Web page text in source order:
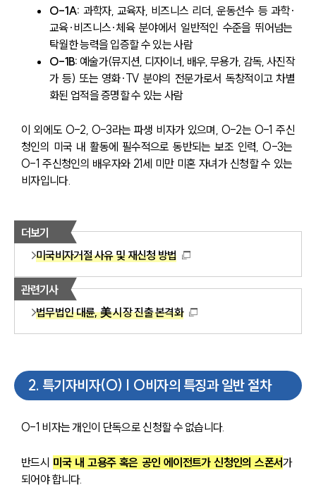
O-1A: 과학자, 교육자, 비즈니스 리더, 운동선수 등 과학·
교육·비즈니스·체육 분야에서 일반적인 수준을 뛰어넘는
탁월한 능력을 입증할 수 있는 사람
O-1B: 예술가(뮤지션, 디자이너, 배우, 무용가, 감독, 사진작
가 등) 또는 영화·TV 분야의 전문가로서 독창적이고 차별
화된 업적을 증명할 수 있는 사람
이 외에도 O-2, O-3라는 파생 비자가 있으며, O-2는 O-1 주신
청인의 미국 내 활동에 필수적으로 동반되는 보조 인력, O-3는
O-1 주신청인의 배우자와 21세 미만 미혼 자녀가 신청할 수 있는
비자입니다.
더보기
미국비자거절 사유 및 재신청 방법
관련기사
법무법인 대륜, 美 시장 진출 본격화
2. 특기자비자(O) | O비자의 특징과 일반 절차
O-1 비자는 개인이 단독으로 신청할 수 없습니다.
반드시 미국 내 고용주 혹은 공인 에이전트가 신청인의 스폰서가
되어야 합니다.